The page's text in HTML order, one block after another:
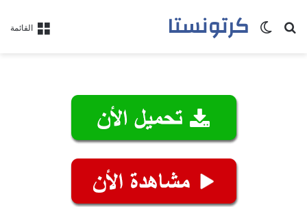
القائمة كرتونستابحث عنالوضع المظلم